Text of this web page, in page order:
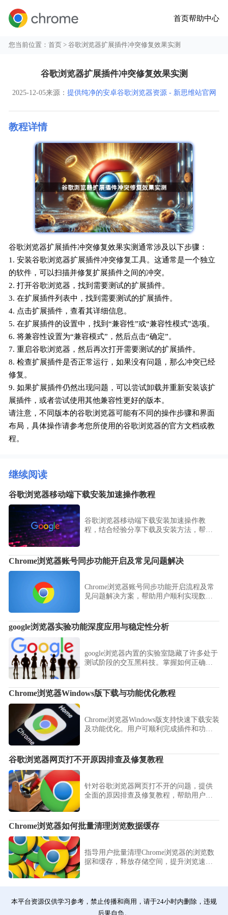
首页帮助中心
您当前位置：首页 > 谷歌浏览器扩展插件冲突修复效果实测
谷歌浏览器扩展插件冲突修复效果实测
2025-12-05来源： 提供纯净的安卓谷歌浏览器资源 - 新思维站官网
教程详情
谷歌浏览器扩展插件冲突修复效果实测通常涉及以下步骤：
1. 安装谷歌浏览器扩展插件冲突修复工具。这通常是一个独立
的软件，可以扫描并修复扩展插件之间的冲突。
2. 打开谷歌浏览器，找到需要测试的扩展插件。
3. 在扩展插件列表中，找到需要测试的扩展插件。
4. 点击扩展插件，查看其详细信息。
5. 在扩展插件的设置中，找到“兼容性”或“兼容性模式”选项。
6. 将兼容性设置为“兼容模式”，然后点击“确定”。
7. 重启谷歌浏览器，然后再次打开需要测试的扩展插件。
8. 检查扩展插件是否正常运行，如果没有问题，那么冲突已经
修复。
9. 如果扩展插件仍然出现问题，可以尝试卸载并重新安装该扩
展插件，或者尝试使用其他兼容性更好的版本。
请注意，不同版本的谷歌浏览器可能有不同的操作步骤和界面
布局，具体操作请参考您所使用的谷歌浏览器的官方文档或教
程。
继续阅读
谷歌浏览器移动端下载安装加速操作教程
谷歌浏览器移动端下载安装加速操作教
程，结合经验分享下载及安装方法，帮助
Chrome浏览器账号同步功能开启及常见问题解决
Chrome浏览器账号同步功能开启流程及常
见问题解决方案，帮助用户顺利实现数据
google浏览器实验功能深度应用与稳定性分析
google浏览器内置的实验室隐藏了许多处于
测试阶段的交互黑科技。掌握如何正确开
层的性能潜力，在享受前沿技术带来的极
致提效同时，确保系统运行的逻辑稳定
Chrome浏览器Windows版下载与功能优化教程
Chrome浏览器Windows版支持快速下载安装
及功能优化。用户可顺利完成插件和功能
谷歌浏览器网页打不开原因排查及修复教程
针对谷歌浏览器网页打不开的问题，提供
全面的原因排查及修复教程，帮助用户快
Chrome浏览器如何批量清理浏览数据缓存
指导用户批量清理Chrome浏览器的浏览数
据和缓存，释放存储空间，提升浏览速度
本平台资源仅供学习参考，禁止传播和商用，请于24小时内删除，违规
后果自负。